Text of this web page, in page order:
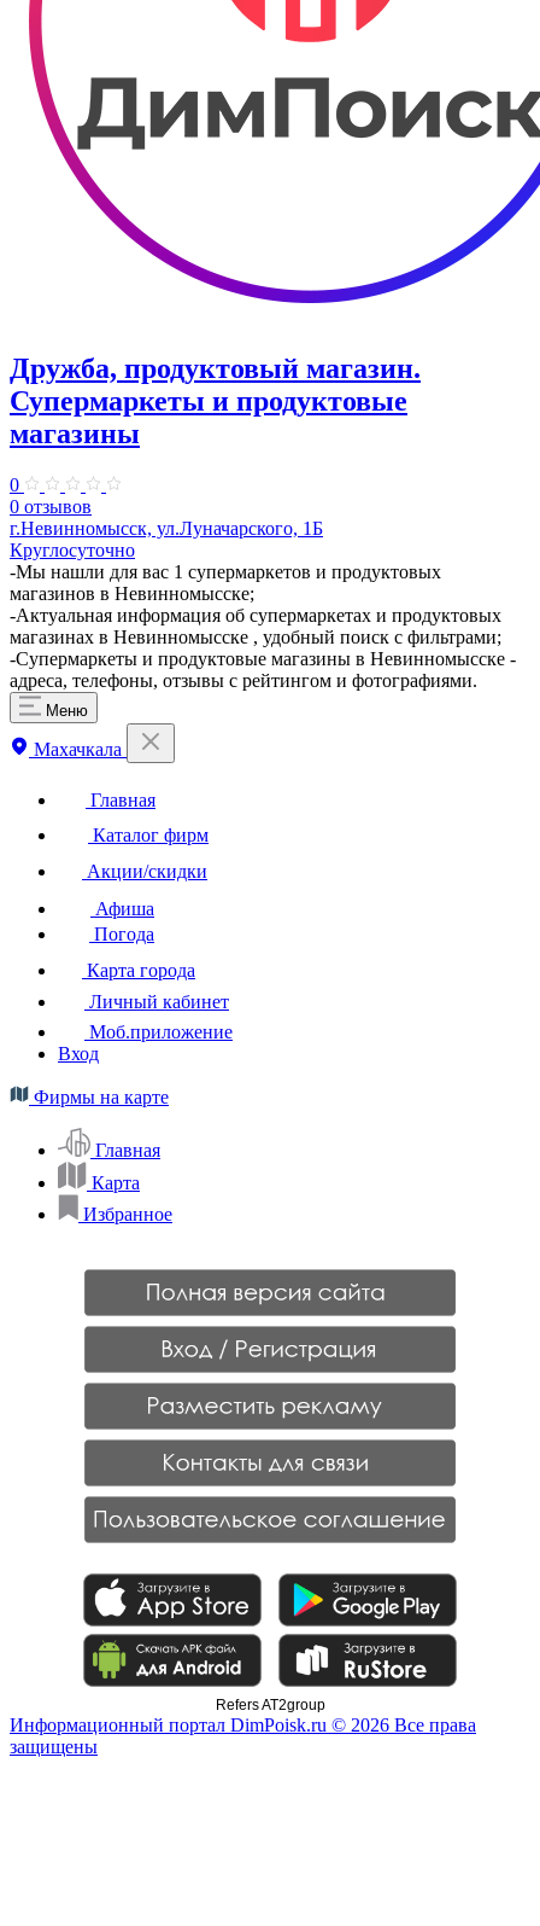
Дружба, продуктовый магазин.
Супермаркеты и продуктовые
магазины
0
0 отзывов
г.Невинномысск, ул.Луначарского, 1Б
Круглосуточно
​-Мы нашли для вас 1 супермаркетов и продуктовых
магазинов в Невинномысске;
-Актуальная информация об супермаркетах и продуктовых
магазинах в Невинномысске , удобный поиск с фильтрами;
-Супермаркеты и продуктовые магазины в Невинномысске -
адреса, телефоны, отзывы с рейтингом и фотографиями.
Меню
Махачкала
Главная
Каталог фирм
Акции/скидки
Афиша
Погода
Карта города
Личный кабинет
Моб.приложение
Вход
Фирмы на карте
Главная
Карта
Избранное
Refers AT2group
Информационный портал DimPoisk.ru © 2026 Все права
защищены